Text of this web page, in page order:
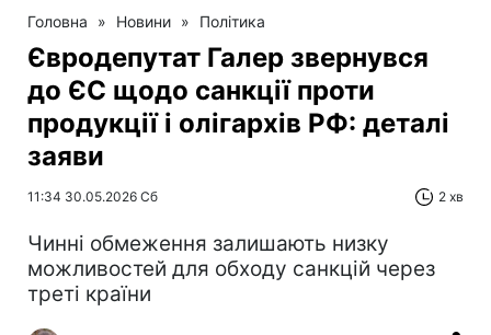
Головна » Новини » Політика
Євродепутат Галер звернувся
до ЄС щодо санкції проти
продукції і олігархів РФ: деталі
заяви
11:34 30.05.2026 Сб 2 хв
Чинні обмеження залишають низку
можливостей для обходу санкцій через
треті країни